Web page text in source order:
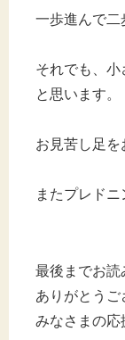
一歩進んで二
それでも、
と思います。
お見苦し足
またプレド
最後までお読
ありがとうご
みなさまの応